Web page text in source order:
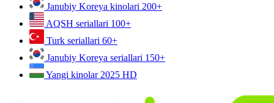
Janubiy Koreya kinolari 200+
AQSH seriallari 100+
Turk seriallari 60+
Janubiy Koreya seriallari 150+
Yangi kinolar 2025 HD